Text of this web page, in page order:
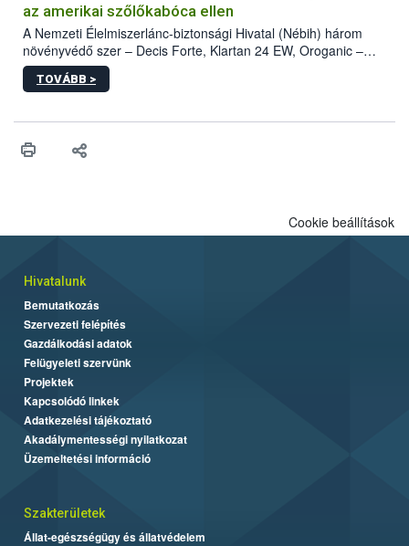
az amerikai szőlőkabóca ellen
A Nemzeti Élelmiszerlánc-biztonsági Hivatal (Nébih) három
növényvédő szer – Decis Forte, Klartan 24 EW, Oroganic –
engedélyokiratát módosította, így azok a szüretet követően,
egészen a vesszőérettség (BBCH 91) stádiumáig
érésű szőlőkben is legyen lehetőség a károsító elleni további
felhasználók számára is elérhető és ökológiai termesztésben is
TOVÁBB >
Cookie beállítások
Hivatalunk
Bemutatkozás
Szervezeti felépítés
Gazdálkodási adatok
Felügyeleti szervünk
Projektek
Kapcsolódó linkek
Adatkezelési tájékoztató
Akadálymentességi nyilatkozat
Üzemeltetési információ
Szakterületek
Állat-egészségügy és állatvédelem